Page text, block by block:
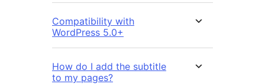
Compatibility with
WordPress 5.0+
How do I add the subtitle
to my pages?